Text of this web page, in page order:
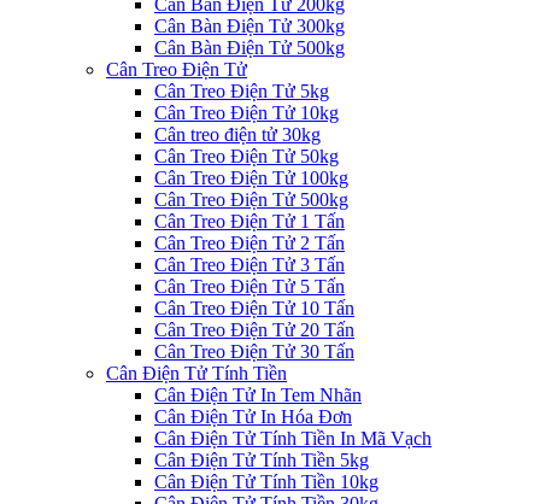
Cân Bàn Điện Tử 200kg
Cân Bàn Điện Tử 300kg
Cân Bàn Điện Tử 500kg
Cân Treo Điện Tử
Cân Treo Điện Tử 5kg
Cân Treo Điện Tử 10kg
Cân treo điện tử 30kg
Cân Treo Điện Tử 50kg
Cân Treo Điện Tử 100kg
Cân Treo Điện Tử 500kg
Cân Treo Điện Tử 1 Tấn
Cân Treo Điện Tử 2 Tấn
Cân Treo Điện Tử 3 Tấn
Cân Treo Điện Tử 5 Tấn
Cân Treo Điện Tử 10 Tấn
Cân Treo Điện Tử 20 Tấn
Cân Treo Điện Tử 30 Tấn
Cân Điện Tử Tính Tiền
Cân Điện Tử In Tem Nhãn
Cân Điện Tử In Hóa Đơn
Cân Điện Tử Tính Tiền In Mã Vạch
Cân Điện Tử Tính Tiền 5kg
Cân Điện Tử Tính Tiền 10kg